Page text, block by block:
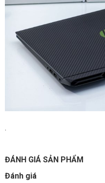
.
ĐÁNH GIÁ SẢN PHẨM
Đánh giá